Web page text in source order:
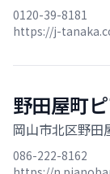
0120-39-8181
https://j-
野田屋町
岡山市北区野田
086-222-8162